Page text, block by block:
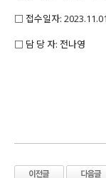
□ 접수일자:
□ 담 당 자: 전나영